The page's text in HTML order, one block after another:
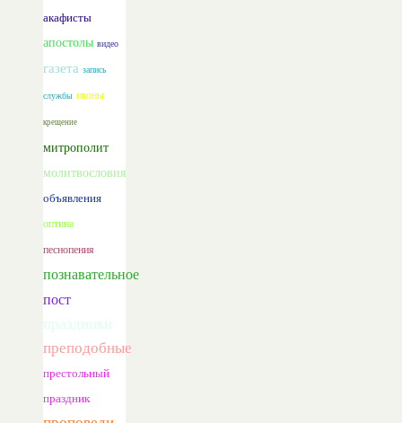
акафисты
апостолы видео
газета запись
службы иконы
крещение
митрополит
молитвословия
объявления
оптина
песнопения
познавательное
пост
праздники
преподобные
престольный
праздник